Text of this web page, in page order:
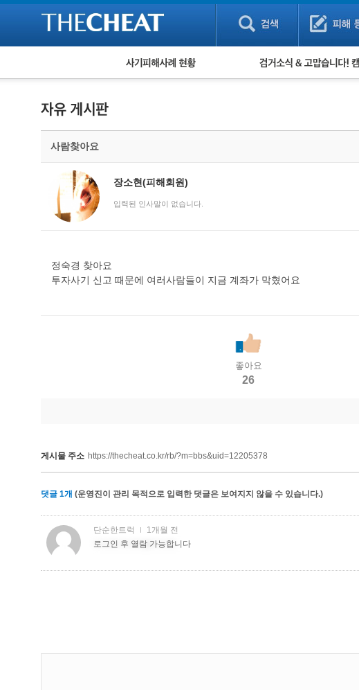
피해사례 현황
유해사이트 목록
비공개 피해사례
워킹홀리데이 피해사례
검거 소식
사람찾아요
장소현(피해회원)
입력된 인사말이 없습니다.
정숙경 찾아요
투자사기 신고 때문에 여러사람들이 지금 계좌가 막혔어요
좋아요
26
게시물 주소 https://thecheat.co.kr/rb/?m=bbs&uid=12205378
댓글 1개 (운영진이 관리 목적으로 입력한 댓글은 보여지지 않을 수 있습니다.)